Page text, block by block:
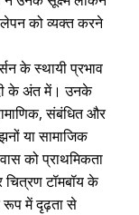
को व्यक्त करने
के स्थायी प्रभाव
के अंत में। उनके
संबंधित और
या सामाजिक
को प्राथमिकता
टॉमबॉय के
रूप में दृढ़ता से